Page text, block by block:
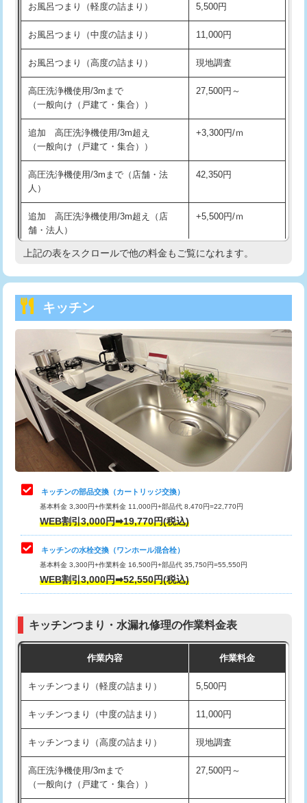
交換・取付(単水栓（壁付・デッキ
式）)
13,200円+材料費
交換・取付(混合水栓（壁付・デッキ
式・ワンホール）)
16,500円+材料費
交換・取付(排水栓・排水トラップ
（P/S/ポップアップ））
22,000円+材料費
交換・取付（その他部品） 11,000円+材料費
持込商品取付（単水栓） 13,200円
持込商品取付（混合水栓）
持込商品取付（浄水器・分岐水栓） 16,500円
持込商品取付（温水洗浄便座） 22,000円
持込商品取付（普通便座⇔温水洗浄便
22,000円
給水管工事※（ホール加工)
給水管工事※（バンド止め) 3,300円
給水管工事※（支持金具設置) 5,500円
給水管工事※（保温材使用（バンド止
め込み）)
5,500円
給水管工事※（土の掘削・埋め戻し作
11,000円
給水管工事※（塩ビ管（VP・HI）使
用/3ｍまで)
給水管工事※（塩ビ管（VP・HI）使
用（追加）/3ｍ超え)
給水管工事※（ライニング鋼管・銅
管・ポリ管・HT管使用/3ｍまで)
44,000円
管・ポリ管・HT管使用/3ｍ超え)
排水管工事（土の掘削・埋め戻し作
11,000円~
排水管工事（排水管工事/3ｍまで） 55,000円
排水管工事（追加 排水管工事/3ｍ超
+11,000円
マス交換（土の掘削・埋め戻し作業）
マス交換（深さ50㎝未満）
お風呂つまり（軽度の詰まり） 5,500円
お風呂つまり（中度の詰まり） 11,000円
お風呂つまり（高度の詰まり） 現地調査
高圧洗浄機使用/3mまで
（一般向け（戸建て・集合））
27,500円～
追加 高圧洗浄機使用/3m超え
（一般向け（戸建て・集合））
+3,300円/ｍ
高圧洗浄機使用/3mまで（店舗・法
人）
42,350円
追加 高圧洗浄機使用/3m超え（店
舗・法人）
+5,500円/ｍ
高度高圧洗浄換 現地調査
トーラー機使用/3mまで
追加トーラー機使用/3m超え +3,300円
カメラ調査 33,000円
桝清掃 8,800円
止水・漏水調査・防水処理・清掃・修
理・調整・分解・加工など（軽作業）
11,000円
止水・漏水調査・防水処理・清掃・修
理・調整・分解・加工など（中作業）
22,000円
止水・漏水調査・防水処理・清掃・修
理・調整・分解・加工など（重作業）
33,000円
お風呂タンク脱着
その他部品の脱着
式・ワンホール）)
交換・取付(排水栓・排水トラップ
22,000円+材料費
持込商品取付（単水栓）
上記の表をスクロールで他の料金もご覧になれます。
キッチン
キッチンの部品交換（カートリッジ交換）
基本料金 3,300円+作業料金 11,000円+部品代 8,470円=22,770円
WEB割引3,000円➡19,770円(税込)
キッチンの水栓交換（ワンホール混合栓）
基本料金 3,300円+作業料金 16,500円+部品代 35,750円=55,550円
WEB割引3,000円➡52,550円(税込)
キッチンつまり・水漏れ修理の作業料金表
作業内容 作業料金
キッチンつまり（軽度の詰まり） 5,500円
キッチンつまり（中度の詰まり） 11,000円
キッチンつまり（高度の詰まり） 現地調査
高圧洗浄機使用/3mまで
（一般向け（戸建て・集合））
27,500円～